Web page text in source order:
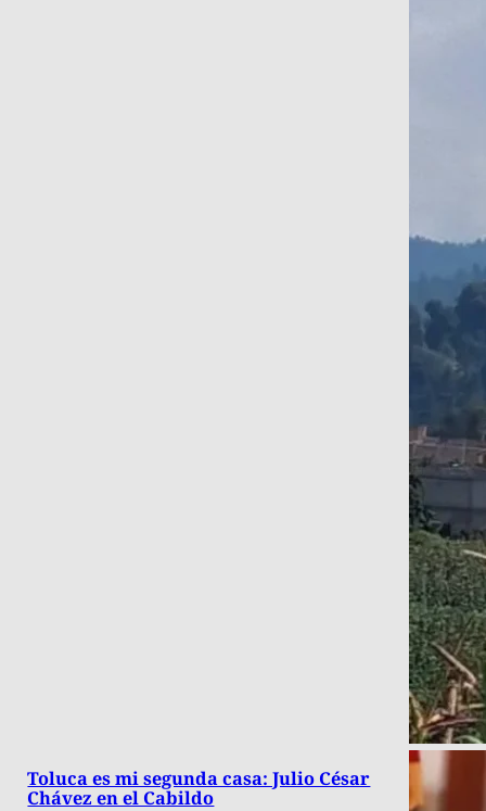
Toluca es mi segunda casa: Julio César
Chávez en el Cabildo